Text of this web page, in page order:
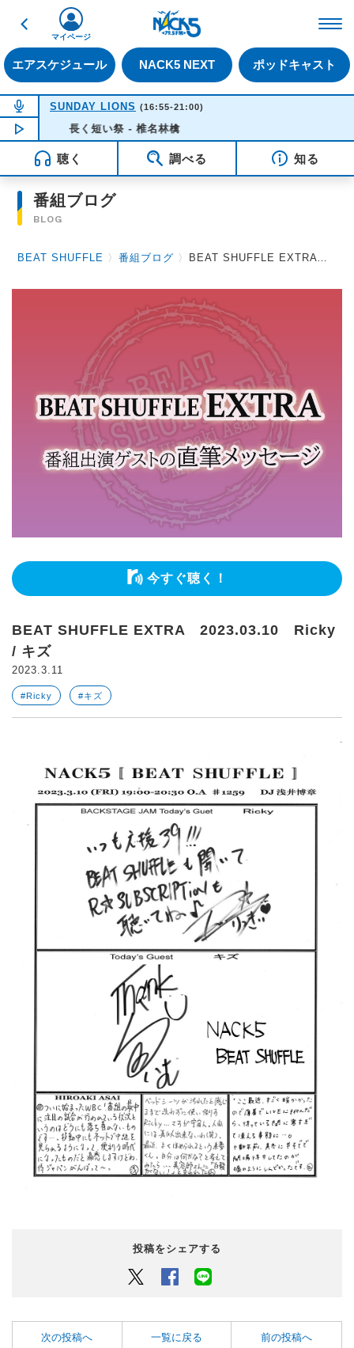
戻る
エアスケジュール NACK5 NEXT ポッドキャスト
マイページ
NOW ON AIR
SUNDAY LIONS (16:55-21:00)
NOW PLAYING16:35
長く短い祭 - 椎名林檎
聴く 調べる 知る
番組ブログ
BLOG
BEAT SHUFFLE 〉番組ブログ 〉 BEAT SHUFFLE EXTRA 2023.03.10 Ricky / キズ
今すぐ聴く！
BEAT SHUFFLE EXTRA 2023.03.10 Ricky
/ キズ
2023.3.11
#Ricky #キズ
投稿をシェアする
Twitter Facebook
次の投稿へ 一覧に戻る 前の投稿へ